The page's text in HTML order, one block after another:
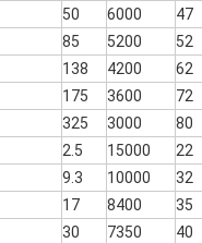
50 6000 47
85 5200 52
138 4200 62
175 3600 72
325 3000 80
2.5 15000 22
9.3 10000 32
17 8400 35
30 7350 40